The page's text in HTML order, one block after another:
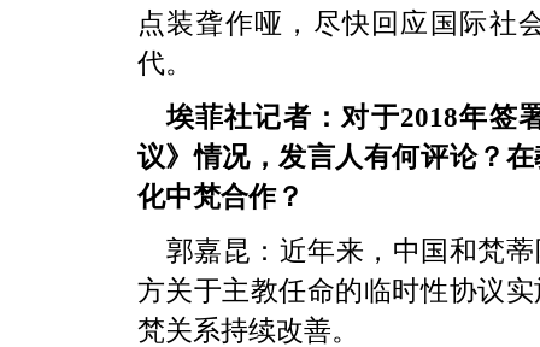
点装聋作哑，尽快回应国际社
代。
埃菲社记者：对于2018年签
议》情况，发言人有何评论？
化中梵合作？
郭嘉昆：近年来，中国和梵
方关于主教任命的临时性协议
梵关系持续改善。